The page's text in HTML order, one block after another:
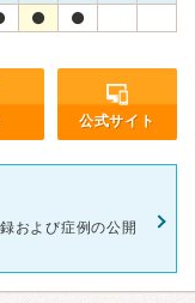
公式サイト
および症例の公開